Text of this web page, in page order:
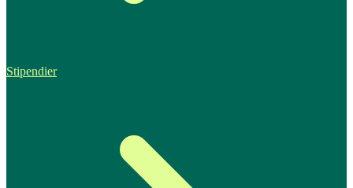
Stipendier